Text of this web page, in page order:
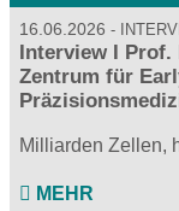
16.06.2026
Interview I Prof.
Zentrum für
Milliarden Zellen,
MEHR